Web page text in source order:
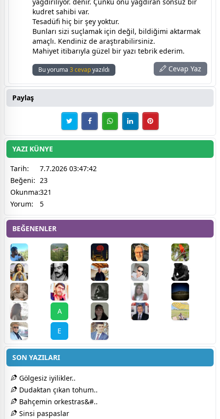
kudret sahibi var.
Tesadüfi hiç bir şey yoktur.
Bunları sizi suçlamak için değil, bildiğimi aktarmak
amaçlı. Kendiniz de araştırabilirsiniz.
Mahiyet itibarıyla güzel bir yazı tebrik ederim.
Bu yoruma 3 cevapyazıldı Cevap Yaz
Paylaş
YAZI KÜNYE
Tarih:
7.7.2026 03:47:42
Beğeni: 23
Okunma:321
Yorum:
5
BEĞENENLER
A
E
SON YAZILARI
Gölgesiz iyilikler..
Dudaktan çıkan tohum..
Bahçemin orkestras&#..
Sinsi paspaslar